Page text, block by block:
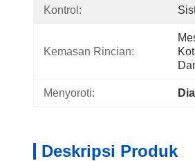
Kontrol:
Kemasan Rincian:
Menyoroti:
Deskripsi Produk